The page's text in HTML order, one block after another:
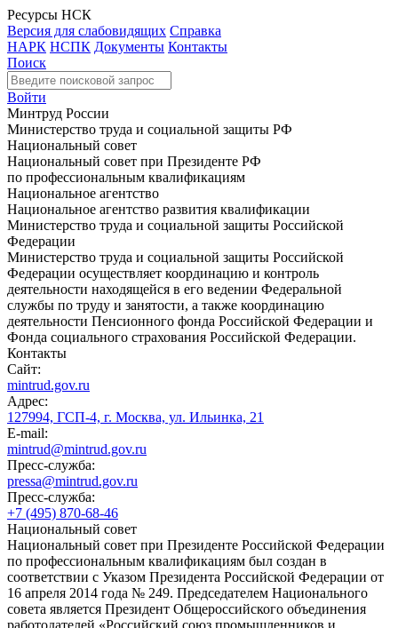
Ресурсы НСК
Версия для слабовидящих Справка
НАРК НСПК Документы Контакты
Поиск
Войти
Минтруд России
Министерство труда и социальной защиты РФ
Национальный совет
Национальный совет при Президенте РФ
по профессиональным квалификациям
Национальное агентство
Национальное агентство развития квалификации
Министерство труда и социальной защиты Российской
Федерации
Министерство труда и социальной защиты Российской
Федерации осуществляет координацию и контроль
деятельности находящейся в его ведении Федеральной
службы по труду и занятости, а также координацию
деятельности Пенсионного фонда Российской Федерации и
Фонда социального страхования Российской Федерации.
Контакты
Сайт:
mintrud.gov.ru
Адрес:
127994, ГСП-4, г. Москва, ул. Ильинка, 21
E-mail:
mintrud@mintrud.gov.ru
Пресс-служба:
pressa@mintrud.gov.ru
Пресс-служба:
+7 (495) 870-68-46
Национальный совет
Национальный совет при Президенте Российской Федерации
по профессиональным квалификациям был создан в
соответствии с Указом Президента Российской Федерации от
16 апреля 2014 года № 249. Председателем Национального
совета является Президент Общероссийского объединения
работодателей «Российский союз промышленников и